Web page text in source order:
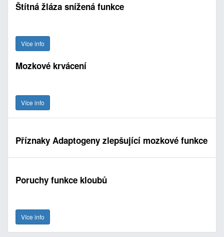
Štítná žláza snížená funkce
Více info
Mozkové krvácení
Více info
Příznaky Adaptogeny zlepšující mozkové funkce
Poruchy funkce kloubů
Více info